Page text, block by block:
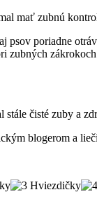
mať zubnú
psov poriadne
zubných
stále čisté zuby a
blogerom a